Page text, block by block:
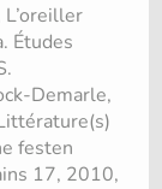
Études
Demarle,
festen
17, 2010,